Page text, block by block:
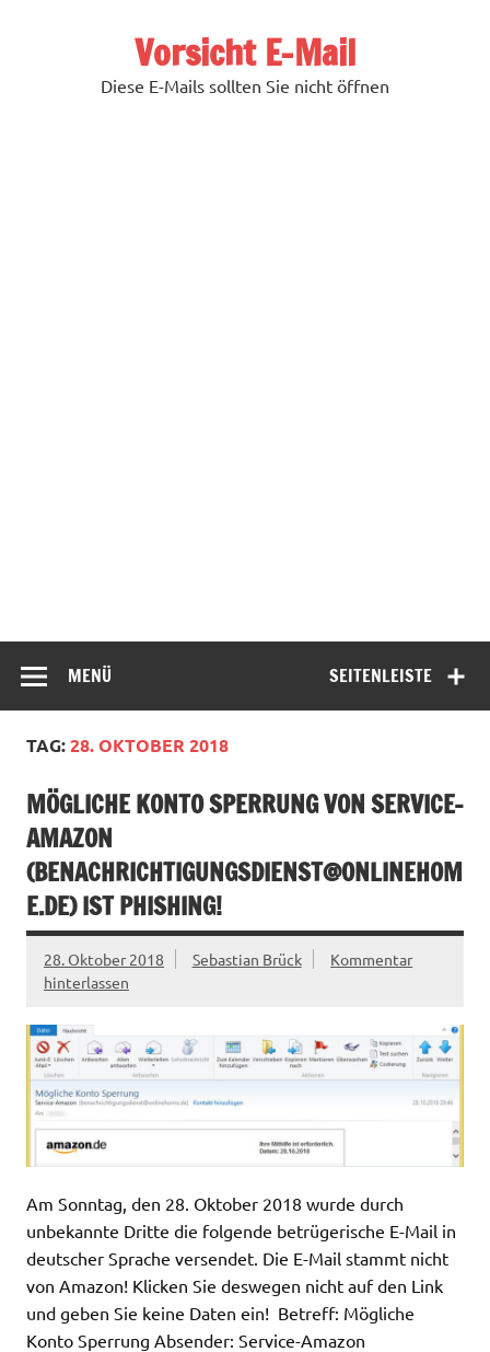
Vorsicht E-Mail
Diese E-Mails sollten Sie nicht öffnen
SEITENLEISTE
MENÜ
TAG:28. OKTOBER 2018
MÖGLICHE KONTO SPERRUNG VON SERVICE-
AMAZON
(BENACHRICHTIGUNGSDIENST@ONLINEHOM
E.DE) IST PHISHING!
28. Oktober 2018 Sebastian Brück
Kommentar
hinterlassen
Am Sonntag, den 28. Oktober 2018 wurde durch
unbekannte Dritte die folgende betrügerische E-Mail in
deutscher Sprache versendet. Die E-Mail stammt nicht
von Amazon! Klicken Sie deswegen nicht auf den Link
und geben Sie keine Daten ein! Betreff: Mögliche
Konto Sperrung Absender: Service-Amazon